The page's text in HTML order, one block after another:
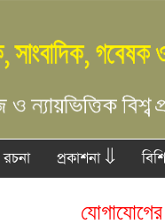
প্রকাশনা ⇓